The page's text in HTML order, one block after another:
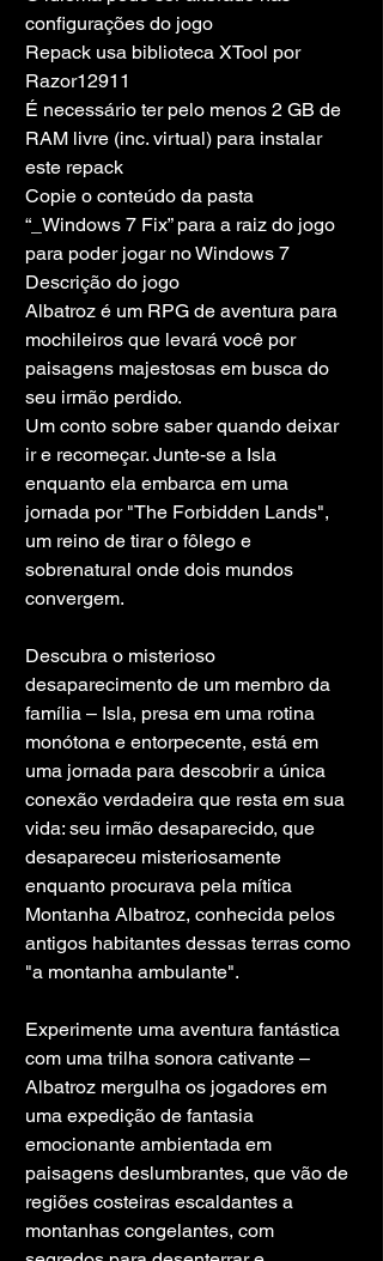
configurações do jogo
Repack usa biblioteca XTool por
Razor12911
É necessário ter pelo menos 2 GB de
RAM livre (inc. virtual) para instalar
este repack
Copie o conteúdo da pasta
“_Windows 7 Fix” para a raiz do jogo
para poder jogar no Windows 7
Descrição do jogo
Albatroz é um RPG de aventura para
mochileiros que levará você por
paisagens majestosas em busca do
seu irmão perdido.
Um conto sobre saber quando deixar
ir e recomeçar. Junte-se a Isla
enquanto ela embarca em uma
jornada por "The Forbidden Lands",
um reino de tirar o fôlego e
sobrenatural onde dois mundos
convergem.
Descubra o misterioso
desaparecimento de um membro da
família – Isla, presa em uma rotina
monótona e entorpecente, está em
uma jornada para descobrir a única
conexão verdadeira que resta em sua
vida: seu irmão desaparecido, que
desapareceu misteriosamente
enquanto procurava pela mítica
Montanha Albatroz, conhecida pelos
antigos habitantes dessas terras como
"a montanha ambulante".
Experimente uma aventura fantástica
com uma trilha sonora cativante –
Albatroz mergulha os jogadores em
uma expedição de fantasia
emocionante ambientada em
paisagens deslumbrantes, que vão de
regiões costeiras escaldantes a
montanhas congelantes, com